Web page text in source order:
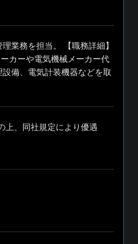
業務を担当。 【職務詳細】
カーや電気機械メーカー代
備、電気計装機器などを取
上、同社規定により優遇